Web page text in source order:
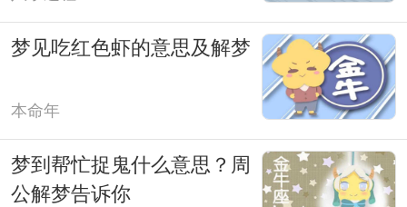
梦见吃红色虾的意思及解梦
本命年
梦到帮忙捉鬼什么意思？周
公解梦告诉你